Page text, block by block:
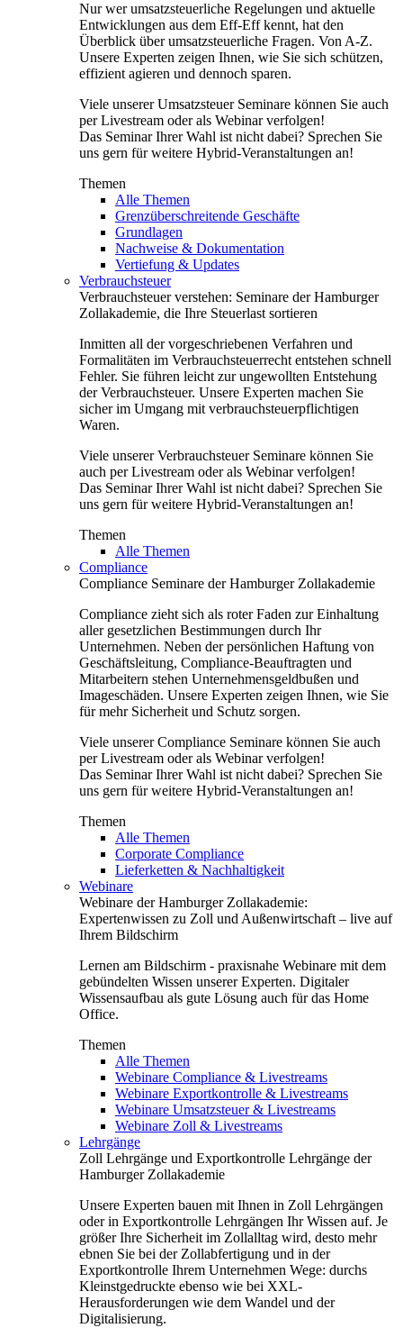
Nur wer umsatzsteuerliche Regelungen und aktuelle
Entwicklungen aus dem Eff-Eff kennt, hat den
Überblick über umsatzsteuerliche Fragen. Von A-Z.
Unsere Experten zeigen Ihnen, wie Sie sich schützen,
effizient agieren und dennoch sparen.
Viele unserer Umsatzsteuer Seminare können Sie auch
per Livestream oder als Webinar verfolgen!
Das Seminar Ihrer Wahl ist nicht dabei? Sprechen Sie
uns gern für weitere Hybrid-Veranstaltungen an!
Themen
Alle Themen
Grenzüberschreitende Geschäfte
Grundlagen
Nachweise & Dokumentation
Vertiefung & Updates
Verbrauchsteuer
Verbrauchsteuer verstehen: Seminare der Hamburger
Zollakademie, die Ihre Steuerlast sortieren
Inmitten all der vorgeschriebenen Verfahren und
Formalitäten im Verbrauchsteuerrecht entstehen schnell
Fehler. Sie führen leicht zur ungewollten Entstehung
der Verbrauchsteuer. Unsere Experten machen Sie
sicher im Umgang mit verbrauchsteuerpflichtigen
Waren.
Viele unserer Verbrauchsteuer Seminare können Sie
auch per Livestream oder als Webinar verfolgen!
Das Seminar Ihrer Wahl ist nicht dabei? Sprechen Sie
uns gern für weitere Hybrid-Veranstaltungen an!
Themen
Alle Themen
Compliance
Compliance Seminare der Hamburger Zollakademie
Compliance zieht sich als roter Faden zur Einhaltung
aller gesetzlichen Bestimmungen durch Ihr
Unternehmen. Neben der persönlichen Haftung von
Geschäftsleitung, Compliance-Beauftragten und
Mitarbeitern stehen Unternehmensgeldbußen und
Imageschäden. Unsere Experten zeigen Ihnen, wie Sie
für mehr Sicherheit und Schutz sorgen.
Viele unserer Compliance Seminare können Sie auch
per Livestream oder als Webinar verfolgen!
Das Seminar Ihrer Wahl ist nicht dabei? Sprechen Sie
uns gern für weitere Hybrid-Veranstaltungen an!
Themen
Alle Themen
Corporate Compliance
Lieferketten & Nachhaltigkeit
Webinare
Webinare der Hamburger Zollakademie:
Expertenwissen zu Zoll und Außenwirtschaft – live auf
Ihrem Bildschirm
Lernen am Bildschirm - praxisnahe Webinare mit dem
gebündelten Wissen unserer Experten. Digitaler
Wissensaufbau als gute Lösung auch für das Home
Office.
Themen
Alle Themen
Webinare Compliance & Livestreams
Webinare Exportkontrolle & Livestreams
Webinare Umsatzsteuer & Livestreams
Webinare Zoll & Livestreams
Lehrgänge
Zoll Lehrgänge und Exportkontrolle Lehrgänge der
Hamburger Zollakademie
Unsere Experten bauen mit Ihnen in Zoll Lehrgängen
oder in Exportkontrolle Lehrgängen Ihr Wissen auf. Je
größer Ihre Sicherheit im Zollalltag wird, desto mehr
ebnen Sie bei der Zollabfertigung und in der
Exportkontrolle Ihrem Unternehmen Wege: durchs
Kleinstgedruckte ebenso wie bei XXL-
Herausforderungen wie dem Wandel und der
Digitalisierung.